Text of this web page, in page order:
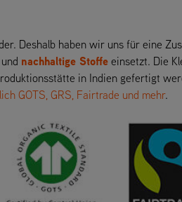
Deshalb haben wir uns für eine
nachhaltige Stoffe einsetzt. Die
in Indien gefertigt
GOTS, GRS, Fairtrade und mehr.